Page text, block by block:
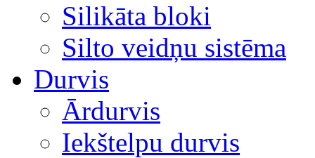
Silikāta bloki
Silto veidņu sistēma
Durvis
Ārdurvis
Iekštelpu durvis